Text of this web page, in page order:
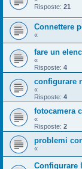
Risposte: 21
Connettere
«
fare un
«
Risposte: 4
configurare
«
Risposte: 4
fotocamera
«
Risposte: 2
problemi
«
Configurare